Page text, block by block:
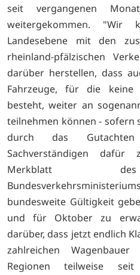
seit vergangenen
weitergekommen. "Wir
Landesebene mit den
rheinland-pfälzischen
darüber herstellen, dass
Fahrzeuge, für die keine
besteht, weiter an
teilnehmen können - sofern
durch das Gutachten
Sachverständigen dafür
Merkblatt
bundesweite Gültigkeit
und für Oktober zu
darüber, dass jetzt endlich
zahlreichen
Regionen teilweise